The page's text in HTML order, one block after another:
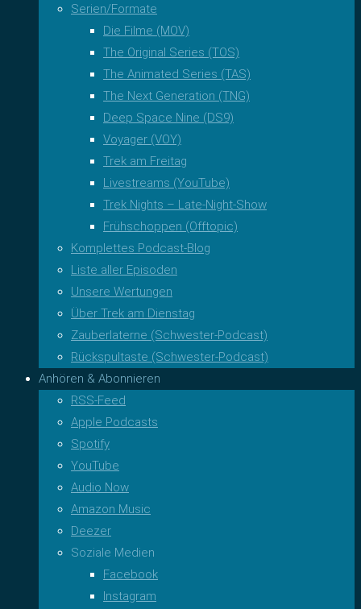
Serien/Formate
Die Filme (MOV)
The Original Series (TOS)
The Animated Series (TAS)
The Next Generation (TNG)
Deep Space Nine (DS9)
Voyager (VOY)
Trek am Freitag
Livestreams (YouTube)
Trek Nights – Late-Night-Show
Frühschoppen (Offtopic)
Komplettes Podcast-Blog
Liste aller Episoden
Unsere Wertungen
Über Trek am Dienstag
Zauberlaterne (Schwester-Podcast)
Rückspultaste (Schwester-Podcast)
Anhören & Abonnieren
RSS-Feed
Apple Podcasts
Spotify
YouTube
Audio Now
Amazon Music
Deezer
Soziale Medien
Facebook
Instagram